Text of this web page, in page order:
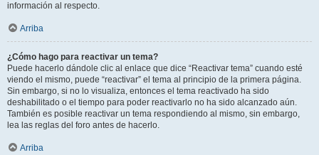
información al respecto.
Arriba
¿Cómo hago para reactivar un tema?
Puede hacerlo dándole clic al enlace que dice “Reactivar tema” cuando esté
viendo el mismo, puede “reactivar” el tema al principio de la primera página.
Sin embargo, si no lo visualiza, entonces el tema reactivado ha sido
deshabilitado o el tiempo para poder reactivarlo no ha sido alcanzado aún.
También es posible reactivar un tema respondiendo al mismo, sin embargo,
lea las reglas del foro antes de hacerlo.
Arriba